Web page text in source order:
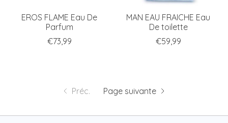
EROS FLAME Eau De
Parfum
€73,99
MAN EAU FRAICHE Eau
De toilette
€59,99
Préc. Page suivante